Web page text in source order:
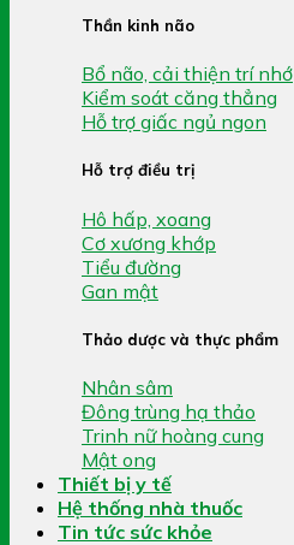
Thần kinh não
Bổ não, cải thiện trí nhớ
Kiểm soát căng thẳng
Hỗ trợ giấc ngủ ngon
Hỗ trợ điều trị
Hô hấp, xoang
Cơ xương khớp
Tiểu đường
Gan mật
Thảo dược và thực phẩm
Nhân sâm
Đông trùng hạ thảo
Trinh nữ hoàng cung
Mật ong
Thiết bị y tế
Hệ thống nhà thuốc
Tin tức sức khỏe